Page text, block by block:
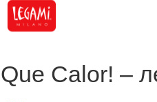
Que Calor! –